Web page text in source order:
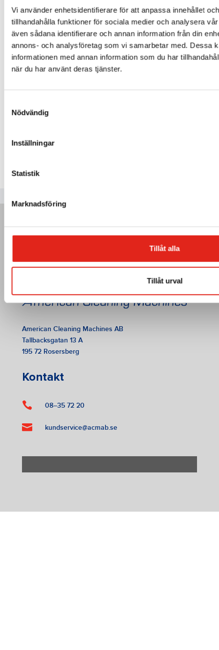
Vi använder enhetsidentifierare för att anpassa innehållet
tillhandahålla funktioner för sociala medier och analysera
även sådana identifierare och annan information från din
annons- och analysföretag som vi samarbetar med. Dessa
informationen med annan information som du har
när du har använt deras tjänster.
Nödvändig
Inställningar
Statistik
Marknadsföring
Tillåt alla
Tillåt urval
SZ135 – Skurborste
American Cleaning Machines AB
Tallbacksgatan 13 A
195 72 Rosersberg
Kontakt
 08–35 72 20
 kundservice@acmab.se